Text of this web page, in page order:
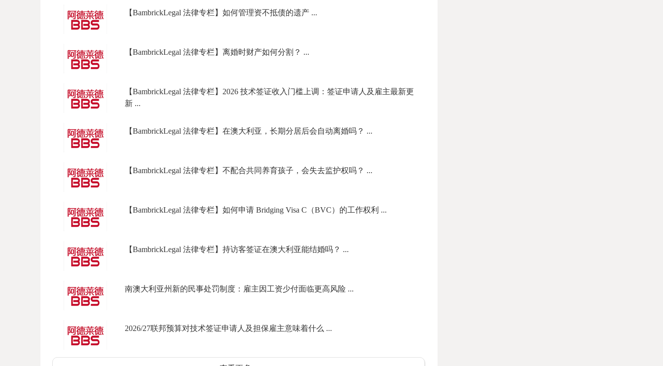
【BambrickLegal 法律专栏】如何管理资不抵债的遗产 ...
【BambrickLegal 法律专栏】离婚时财产如何分割？ ...
【BambrickLegal 法律专栏】2026 技术签证收入门槛上调：签证申请人及雇主最新更
新 ...
【BambrickLegal 法律专栏】在澳大利亚，长期分居后会自动离婚吗？ ...
【BambrickLegal 法律专栏】不配合共同养育孩子，会失去监护权吗？ ...
【BambrickLegal 法律专栏】如何申请 Bridging Visa C（BVC）的工作权利 ...
【BambrickLegal 法律专栏】持访客签证在澳大利亚能结婚吗？ ...
南澳大利亚州新的民事处罚制度：雇主因工资少付面临更高风险 ...
2026/27联邦预算对技术签证申请人及担保雇主意味着什么 ...